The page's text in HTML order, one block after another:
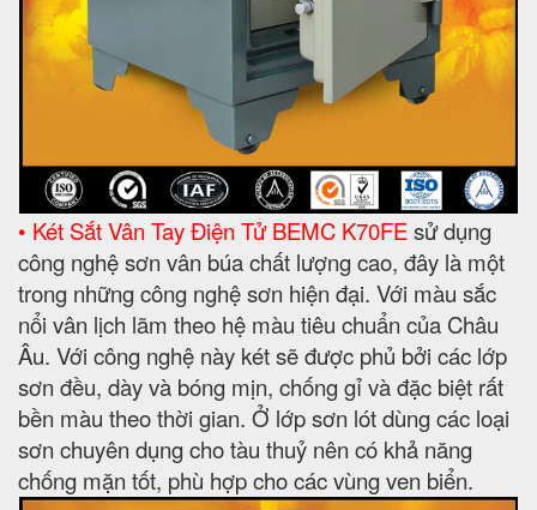
• Két Sắt Vân Tay Điện Tử BEMC K70FEsử dụng
công nghệ sơn vân búa chất lượng cao, đây là một
trong những công nghệ sơn hiện đại. Với màu sắc
nổi vân lịch lãm theo hệ màu tiêu chuẩn của Châu
Âu. Với công nghệ này két sẽ được phủ bởi các lớp
sơn đều, dày và bóng mịn, chống gỉ và đặc biệt rất
bền màu theo thời gian. Ở lớp sơn lót dùng các loại
sơn chuyên dụng cho tàu thuỷ nên có khả năng
chống mặn tốt, phù hợp cho các vùng ven biển.